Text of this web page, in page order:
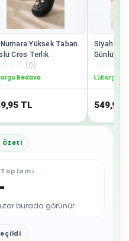
Yüksek Taban
Cros Terlik
(0)
Bedava
TL
Siyah
Günlük
Kargo
549,95
Özeti
burada görünür